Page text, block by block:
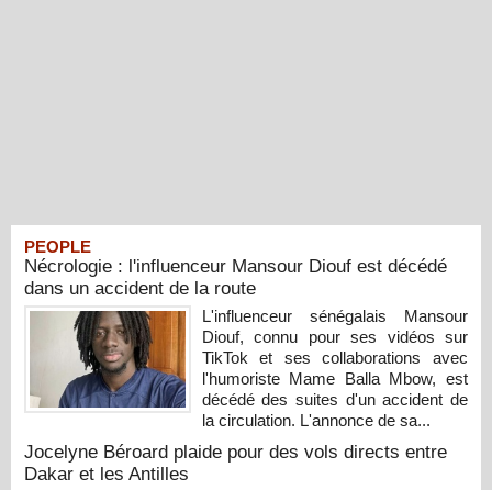
PEOPLE
Nécrologie : l'influenceur Mansour Diouf est décédé
dans un accident de la route
L'influenceur sénégalais Mansour
Diouf, connu pour ses vidéos sur
TikTok et ses collaborations avec
l'humoriste Mame Balla Mbow, est
décédé des suites d'un accident de
la circulation. L'annonce de sa...
Jocelyne Béroard plaide pour des vols directs entre
Dakar et les Antilles